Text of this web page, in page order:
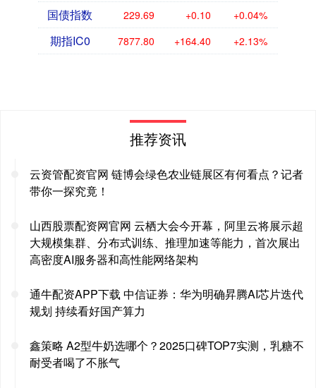
国债指数 229.69 +0.10 +0.04%
期指IC0 7877.80 +164.40 +2.13%
推荐资讯
云资管配资官网 链博会绿色农业链展区有何看点？记者
带你一探究竟！
山西股票配资网官网 云栖大会今开幕，阿里云将展示超
大规模集群、分布式训练、推理加速等能力，首次展出
高密度AI服务器和高性能网络架构
通牛配资APP下载 中信证券：华为明确昇腾AI芯片迭代
规划 持续看好国产算力
鑫策略 A2型牛奶选哪个？2025口碑TOP7实测，乳糖不
耐受者喝了不胀气